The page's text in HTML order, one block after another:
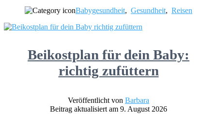
Babygesundheit, Gesundheit, Reisen
Beikostplan für dein Baby:
richtig zufüttern
Veröffentlicht von Barbara
Beitrag aktualisiert am 9. August 2026